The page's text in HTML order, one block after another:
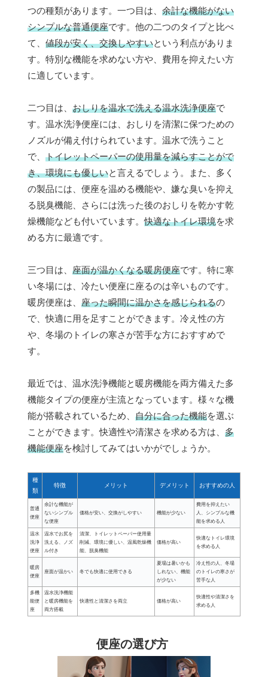
つの種類があります。一つ目は、 余計な機能がない
シンプルな普通便座です。他の二つのタイプと比べ
て、 値段が安く、交換しやすいという利点がありま
す。特別な機能を求めない方や、費用を抑えたい方
に適しています。
二つ目は、 おしりを温水で洗える温水洗浄便座で
す。温水洗浄便座には、おしりを清潔に保つための
ノズルが備え付けられています。温水で洗うこと
で、 トイレットペーパーの使用量を減らすことがで
き、環境にも優しいと言えるでしょう。また、多く
の製品には、便座を温める機能や、嫌な臭いを抑え
る脱臭機能、さらには洗った後のおしりを乾かす乾
燥機能なども付いています。快適なトイレ環境を求
める方に最適です。
三つ目は、 座面が温かくなる暖房便座です。特に寒
い冬場には、冷たい便座に座るのは辛いものです。
暖房便座は、 座った瞬間に温かさを感じられるの
で、快適に用を足すことができます。冷え性の方
や、冬場のトイレの寒さが苦手な方におすすめで
す。
最近では、温水洗浄機能と暖房機能を両方備えた多
機能タイプの便座が主流となっています。様々な機
能が搭載されているため、 自分に合った機能を選ぶ
ことができます。快適性や清潔さを求める方は、 多
機能便座を検討してみてはいかがでしょうか。
種
類
特徴 メリット デメリット おすすめの人
普通
便座
余計な機能が
ないシンプル
な便座
価格が安い、交換がしやすい 機能が少ない
費用を抑えたい
人、シンプルな機
能を求める人
温水
洗浄
便座
温水でお尻を
洗える、ノズ
ル付き
清潔、トイレットペーパー使用量
削減、環境に優しい、温風乾燥機
能、脱臭機能
価格が高い
快適なトイレ環境
を求める人
暖房
便座
座面が温かい 冬でも快適に使用できる
夏場は暑いかも
しれない、機能
が少ない
冷え性の人、冬場
のトイレの寒さが
苦手な人
多機
能便
座
温水洗浄機能
と暖房機能を
両方搭載
快適性と清潔さを両立 価格が高い
快適性や清潔さを
求める人
便座の選び方